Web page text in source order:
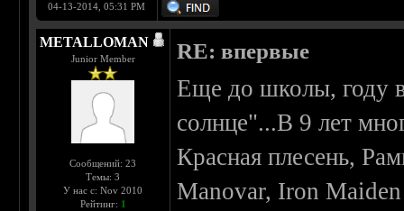
04-13-2014, 05:31 PM
METALLOMAN
Junior Member
Сообщений: 23
Темы: 3
У нас с: Nov 2010
Рейтинг: 1
RE: впервые
Еще до школы, году
солнце"...В 9 лет
Красная плесень,
Manovar, Iron